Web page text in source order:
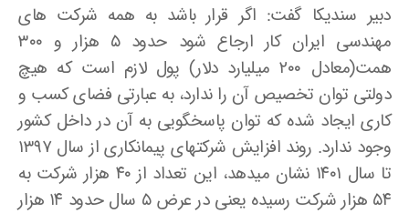
دبیر سندیکا گفت: اگر قرار باشد به همه شرکت های
مهندسی ایران کار ارجاع شود حدود ۵ هزار و ۳۰۰
همت(معادل ۲۰۰ میلیارد دلار) پول لازم است که هیچ
دولتی توان تخصیص آن را ندارد، به عبارتی فضای کسب و
کاری ایجاد شده که توان پاسخگویی به آن در داخل کشور
وجود ندارد. روند افزایش شرکتهای پیمانکاری از سال ۱۳۹۷
تا سال ۱۴۰۱ نشان می­دهد، این تعداد از ۴۰ هزار شرکت به
۵۴ هزار شرکت رسیده یعنی در عرض ۵ سال حدود ۱۴ هزار